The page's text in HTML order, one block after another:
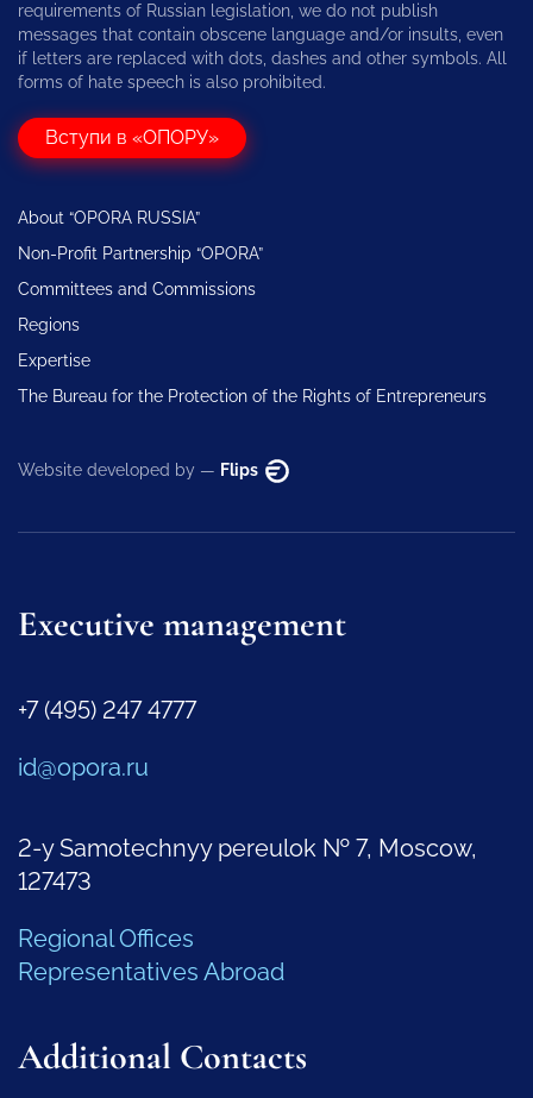
requirements of Russian legislation, we do not publish
messages that contain obscene language and/or insults, even
if letters are replaced with dots, dashes and other symbols. All
forms of hate speech is also prohibited.
Вступи в «ОПОРУ»
About “OPORA RUSSIA”
Non-Profit Partnership “OPORA”
Committees and Commissions
Regions
Expertise
The Bureau for the Protection of the Rights of Entrepreneurs
Website developed by — Flips
Executive management
+7 (495) 247 4777
id@opora.ru
2-y Samotechnyy pereulok № 7, Moscow,
127473
Regional Offices
Representatives Abroad
Additional Contacts